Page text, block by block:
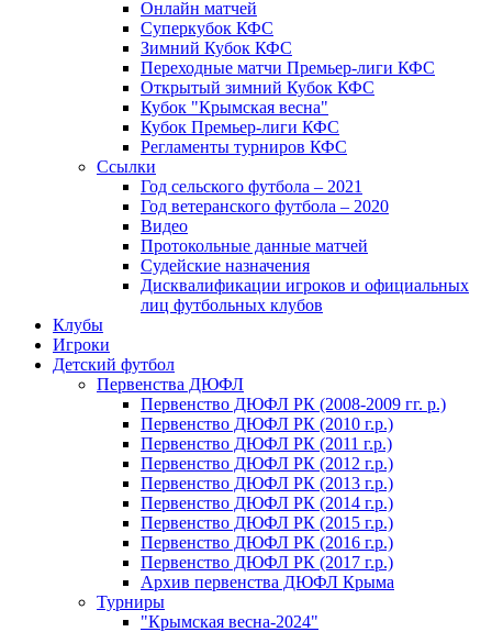
Онлайн матчей
Суперкубок КФС
Зимний Кубок КФС
Переходные матчи Премьер-лиги КФС
Открытый зимний Кубок КФС
Кубок "Крымская весна"
Кубок Премьер-лиги КФС
Регламенты турниров КФС
Ссылки
Год сельского футбола – 2021
Год ветеранского футбола – 2020
Видео
Протокольные данные матчей
Судейские назначения
Дисквалификации игроков и официальных
лиц футбольных клубов
Клубы
Игроки
Детский футбол
Первенства ДЮФЛ
Первенство ДЮФЛ РК (2008-2009 гг. р.)
Первенство ДЮФЛ РК (2010 г.р.)
Первенство ДЮФЛ РК (2011 г.р.)
Первенство ДЮФЛ РК (2012 г.р.)
Первенство ДЮФЛ РК (2013 г.р.)
Первенство ДЮФЛ РК (2014 г.р.)
Первенство ДЮФЛ РК (2015 г.р.)
Первенство ДЮФЛ РК (2016 г.р.)
Первенство ДЮФЛ РК (2017 г.р.)
Архив первенства ДЮФЛ Крыма
Турниры
"Крымская весна-2024"